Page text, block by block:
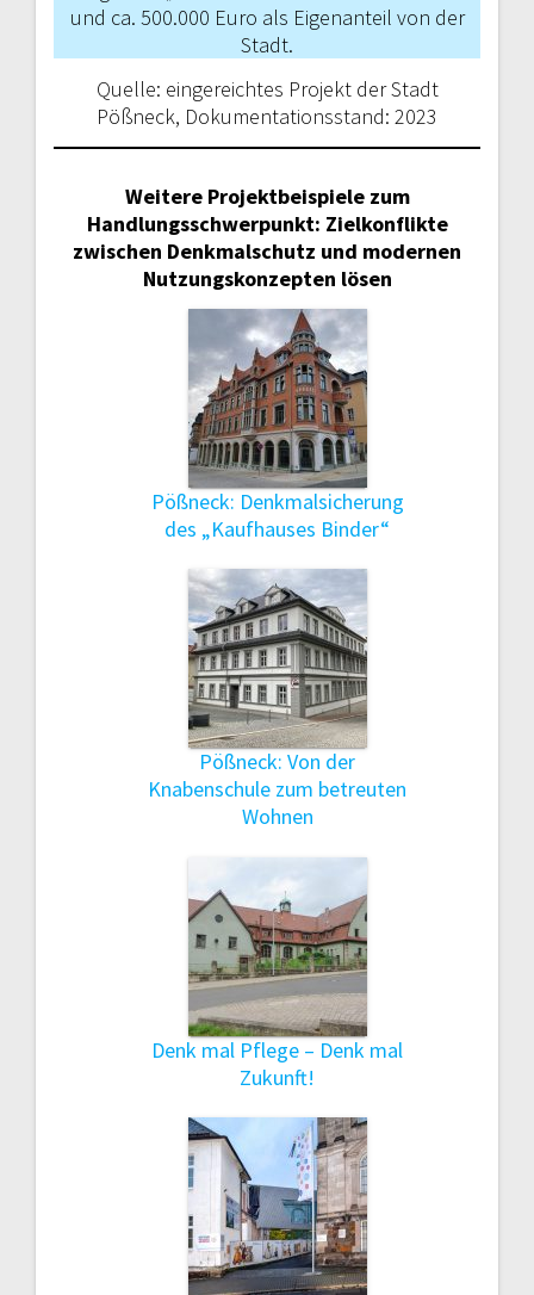
und ca. 500.000 Euro als Eigenanteil von der
Stadt.
Quelle: eingereichtes Projekt der Stadt
Pößneck, Dokumentationsstand: 2023
Weitere Projektbeispiele zum
Handlungsschwerpunkt: Zielkonflikte
zwischen Denkmalschutz und modernen
Nutzungskonzepten lösen
Pößneck: Denkmalsicherung
des „Kaufhauses Binder“
Pößneck: Von der
Knabenschule zum betreuten
Wohnen
Denk mal Pflege – Denk mal
Zukunft!